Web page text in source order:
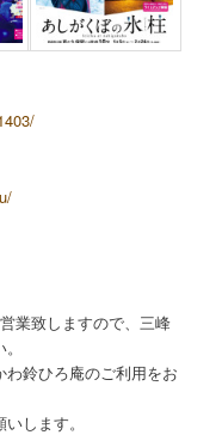
業致しますので、三峰
わ鈴ひろ庵のご利用をお
します。